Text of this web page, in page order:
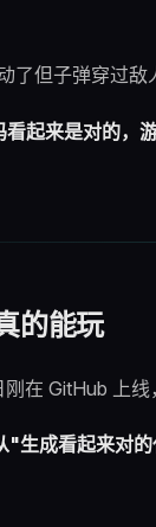
但子弹穿过敌
看起来是对的，
的能玩
在 GitHub 上
"生成看起来对